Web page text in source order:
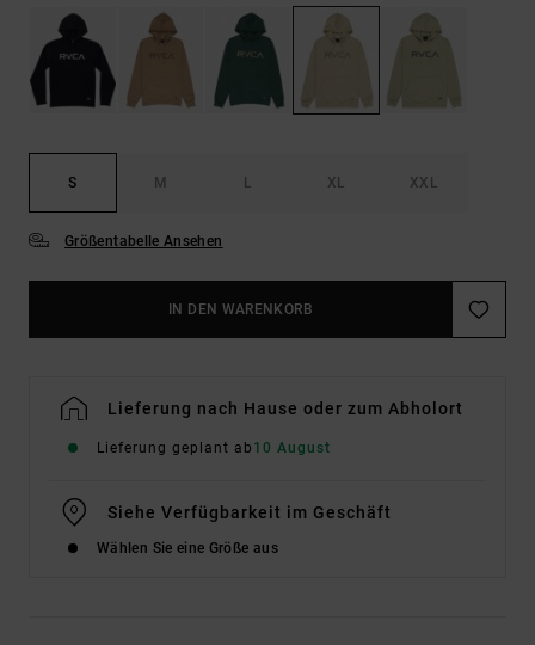
S M L XL XXL
Größentabelle Ansehen
IN DEN WARENKORB
Lieferung nach Hause oder zum Abholort
Lieferung geplant ab 10 August
Siehe Verfügbarkeit im Geschäft
Wählen Sie eine Größe aus